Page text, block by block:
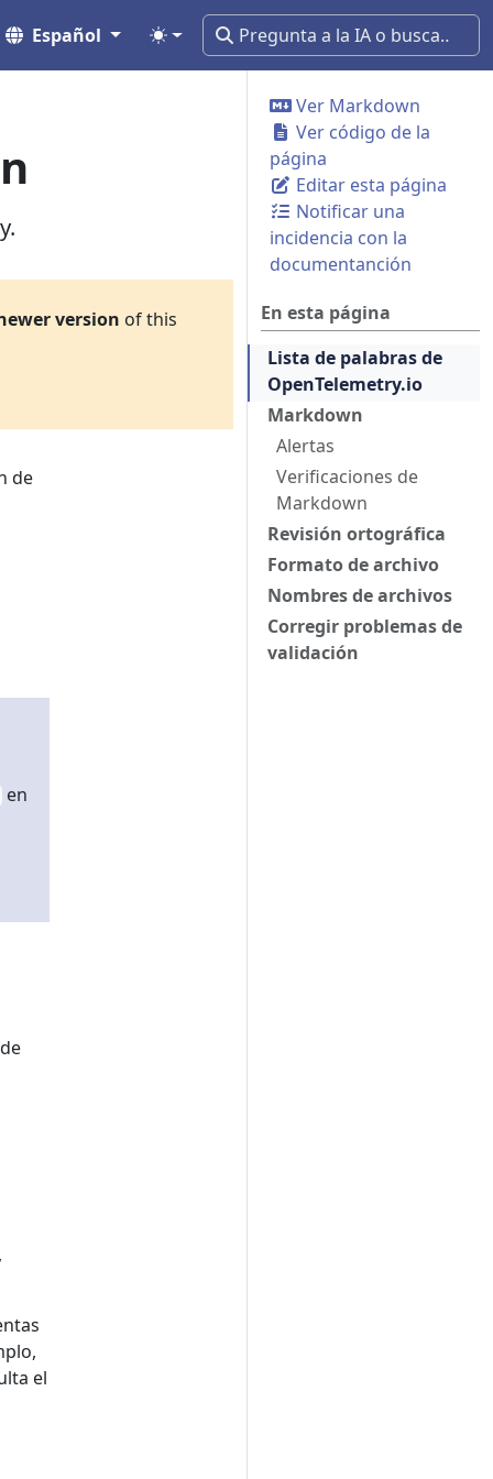
Español
Ver Markdown
Ver código de la
página
Editar esta página
Notificar una
incidencia con la
documentanción
En esta página
Lista de palabras de
OpenTelemetry.io
Markdown
Alertas
Verificaciones de
Markdown
Revisión ortográfica
Formato de archivo
Nombres de archivos
Corregir problemas de
validación
version of this
de
en
el